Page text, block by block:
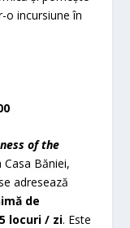
o incursiune în
of the
Băniei,
adresează
de
locuri / zi. Este